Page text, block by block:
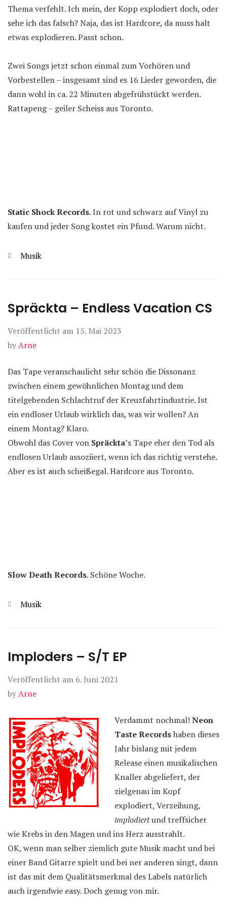
Thema verfehlt. Ich mein, der Kopp explodiert doch, oder
sehe ich das falsch? Naja, das ist Hardcore, da muss halt
etwas explodieren. Passt schon.
Zwei Songs jetzt schon einmal zum Vorhören und
Vorbestellen – insgesamt sind es 16 Lieder geworden, die
dann wohl in ca. 22 Minuten abgefrühstückt werden.
Rattapeng – geiler Scheiss aus Toronto.
Static Shock Records. In rot und schwarz auf Vinyl zu
kaufen und jeder Song kostet ein Pfund. Warum nicht.
Kategorien
Musik
Spräckta – Endless Vacation CS
Veröffentlicht am 15. Mai 2023
byArne
Das Tape veranschaulicht sehr schön die Dissonanz
zwischen einem gewöhnlichen Montag und dem
titelgebenden Schlachtruf der Kreuzfahrtindustrie. Ist
ein endloser Urlaub wirklich das, was wir wollen? An
einem Montag? Klaro.
Obwohl das Cover von Spräckta’s Tape eher den Tod als
endlosen Urlaub assoziiert, wenn ich das richtig verstehe.
Aber es ist auch scheißegal. Hardcore aus Toronto.
Slow Death Records. Schöne Woche.
Kategorien
Musik
Imploders – S/T EP
Veröffentlicht am 6. Juni 2021
byArne
Verdammt nochmal! Neon
Taste Recordshaben dieses
Jahr bislang mit jedem
Release einen musikalischen
Knaller abgeliefert, der
zielgenau im Kopf
explodiert, Verzeihung,
implodiertund treffsicher
wie Krebs in den Magen und ins Herz ausstrahlt.
OK, wenn man selber ziemlich gute Musik macht und bei
einer Band Gitarre spielt und bei ner anderen singt, dann
ist das mit dem Qualitätsmerkmal des Labels natürlich
auch irgendwie easy. Doch genug von mir.